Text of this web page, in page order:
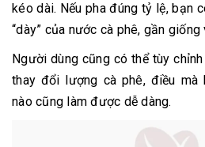
kéo dài. Nếu pha đúng tỷ lệ, bạn
“dày” của nước cà phê, gần
Người dùng cũng có thể tùy
thay đổi lượng cà phê, điều mà
nào cũng làm được dễ dàng.